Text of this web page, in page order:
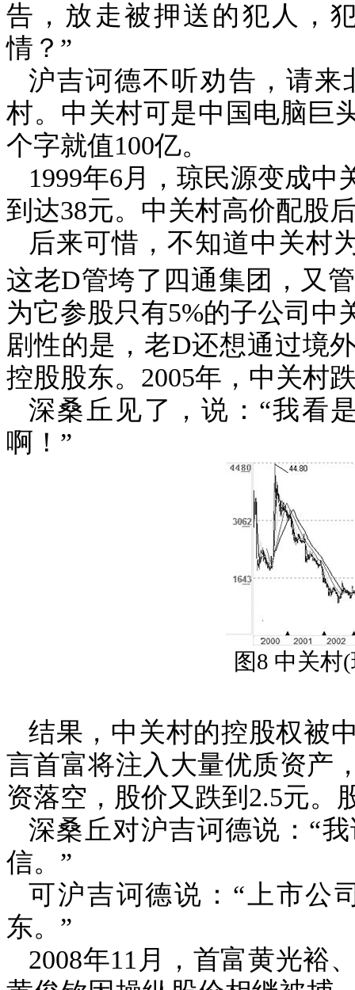
告，放走被押送的犯人，
情？”
沪吉诃德不听劝告，请
村。中关村可是中国电脑巨
个字就值100亿。
1999年6月，琼民源变成中
到达38元。中关村高价配股
后来可惜，不知道中关村
这老D管垮了四通集团，又
为它参股只有5%的子公司中
剧性的是，老D还想通过境
控股股东。 2005年，中关村
深桑丘见了，说：“我看
啊！”
图8 中关村(
结果，中关村的控股权被
言首富将注入大量优质资产
资落空，股价又跌到 2.5元。
深桑丘对沪吉诃德说：“
信。”
可沪吉诃德说：“上市公
东。”
2008年11 月，首富黄光裕